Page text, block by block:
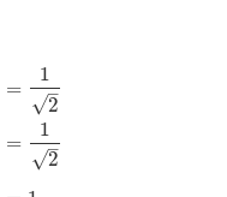
=
1
2
–
√
=
1
2
–
√